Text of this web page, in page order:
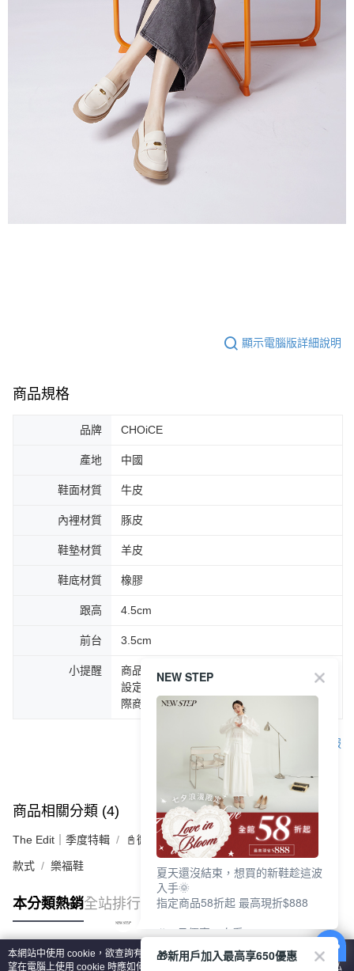
顯示電腦版詳細說明
商品規格
品牌 CHOiCE
產地 中國
鞋面材質 牛皮
內裡材質 豚皮
鞋墊材質 羊皮
鞋底材質 橡膠
跟高 4.5cm
前台 3.5cm
小提醒
商品圖片顏色會因拍攝燈光環境或個人螢幕
設定不同，而造成部份色差現象，顏色以實
際商品為主。
客服
商品相關分類 (4) 查看全部
The Edit｜季度特輯 📓微甜加氛樂福鞋Loafers
款式 樂福鞋
本分類熱銷全站排行
熱門標籤
本網站中使用 cookie，欲查詢有關本網站使用 cookie 方式之詳情，及若您不希
望在電腦上使用 cookie 時應如何變更電腦的 cookie 設定，請參閱本網站「
隱私
NEW STEP
夏天還沒結束，想買的新鞋趁這波
入手🌞
指定商品58折起 最高現折$888
🎉 8月優惠一次看
①LINE購物最高10%回饋
②每周限定品現折200
🎁新用戶加入最高享650優惠